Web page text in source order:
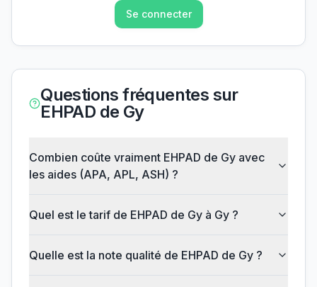
Se connecter
Questions fréquentes sur
EHPAD de Gy
Combien coûte vraiment EHPAD de Gy avec
les aides (APA, APL, ASH) ?
Quel est le tarif de EHPAD de Gy à Gy ?
Quelle est la note qualité de EHPAD de Gy ?